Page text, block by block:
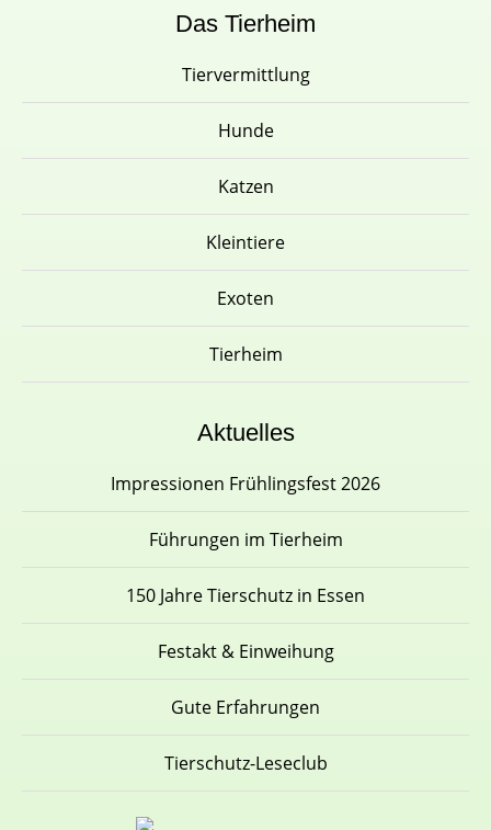
Das Tierheim
Tiervermittlung
Hunde
Katzen
Kleintiere
Exoten
Tierheim
Aktuelles
Impressionen Frühlingsfest 2026
Führungen im Tierheim
150 Jahre Tierschutz in Essen
Festakt & Einweihung
Gute Erfahrungen
Tierschutz-Leseclub